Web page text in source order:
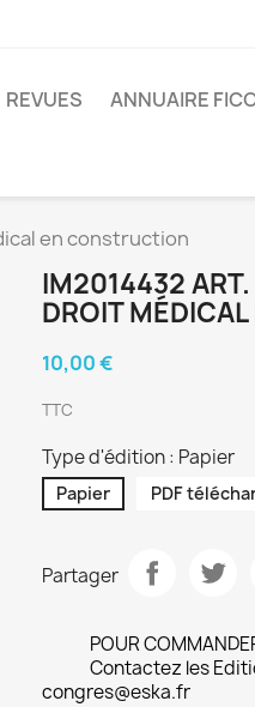
REVUES ANNUAIRE
en construction
IM2014432
DROIT
10,00 €
TTC
Type d'édition : Papier
Papier PDF
Partager
POUR
Contactez les
congres@eska.fr